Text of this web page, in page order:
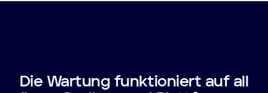
Die Wartung funktioniert auf all